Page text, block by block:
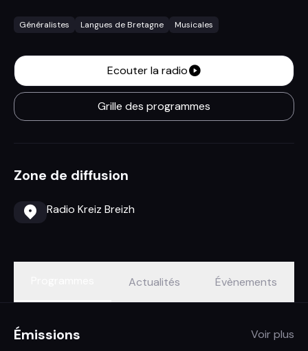
Généralistes Langues de Bretagne Musicales
Ecouter la radio
Grille des programmes
Zone de diffusion
Radio Kreiz Breizh
Actualités Évènements
Émissions Voir plus